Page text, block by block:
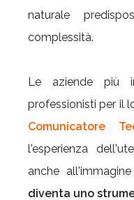
naturale
complessità.
Le aziende più
professionisti per il
Comunicatore
l'esperienza
anche
diventa uno